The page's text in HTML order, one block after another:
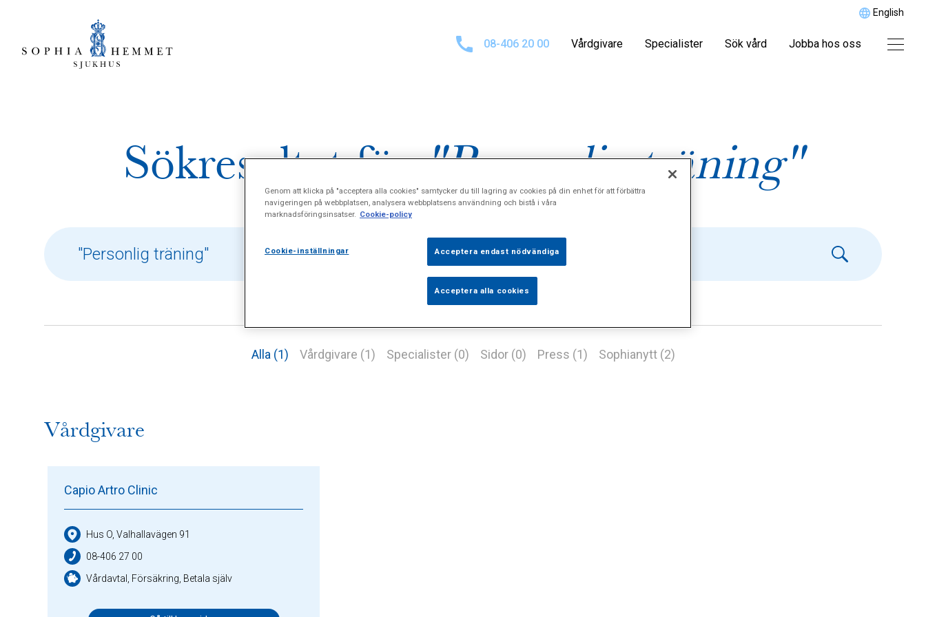
English
08-406 20 00 Vårdgivare Specialister Sök vård Jobba hos oss
Sökresultat för"Personlig träning"
Alla (1) Vårdgivare (1) Specialister (0) Sidor (0) Press (1) Sophianytt (2)
Vårdgivare
Capio Artro Clinic
Hus O, Valhallavägen 91
08-406 27 00
Vårdavtal, Försäkring, Betala själv
Genom att klicka på "acceptera alla cookies" samtycker du till lagring av cookies på din enhet för att förbättra
navigeringen på webbplatsen, analysera webbplatsens användning och bistå i våra
marknadsföringsinsatser. Cookie-policy
Cookie-inställningar Acceptera endast nödvändiga
Acceptera alla cookies